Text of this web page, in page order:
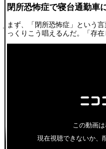
閉所恐怖症で寝台通勤車
まず、「閉所恐怖症」という
っくりこう唱えるんだ。「存在